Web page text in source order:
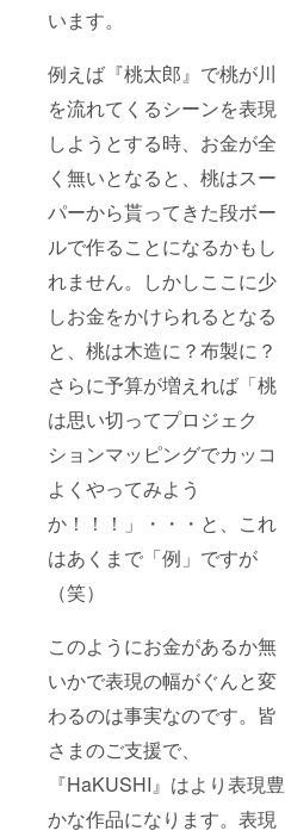
います。
例えば『桃太郎』で桃が川
を流れてくるシーンを表現
しようとする時、お金が全
く無いとなると、桃はスー
パーから貰ってきた段ボー
ルで作ることになるかもし
れません。しかしここに少
しお金をかけられるとなる
と、桃は木造に？布製に？
さらに予算が増えれば「桃
は思い切ってプロジェク
ションマッピングでカッコ
よくやってみよう
か！！！」・・・と、これ
はあくまで「例」ですが
（笑）
このようにお金があるか無
いかで表現の幅がぐんと変
わるのは事実なのです。皆
さまのご支援で、
『HaKUSHI』はより表現豊
かな作品になります。表現